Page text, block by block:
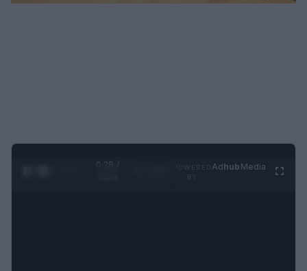
0:28 /
Adhub Media